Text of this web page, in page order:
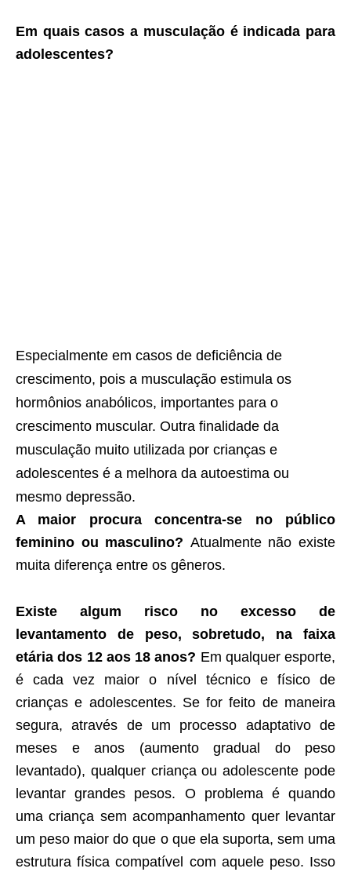
Em quais casos a musculação é indicada para
adolescentes?
Especialmente em casos de deficiência de
crescimento, pois a musculação estimula os
hormônios anabólicos, importantes para o
crescimento muscular. Outra finalidade da
musculação muito utilizada por crianças e
adolescentes é a melhora da autoestima ou
mesmo depressão.
A maior procura concentra-se no público
feminino ou masculino? Atualmente não existe
muita diferença entre os gêneros.
Existe algum risco no excesso de
levantamento de peso, sobretudo, na faixa
etária dos 12 aos 18 anos? Em qualquer esporte,
é cada vez maior o nível técnico e físico de
crianças e adolescentes. Se for feito de maneira
segura, através de um processo adaptativo de
meses e anos (aumento gradual do peso
levantado), qualquer criança ou adolescente pode
levantar grandes pesos. O problema é quando
uma criança sem acompanhamento quer levantar
um peso maior do que o que ela suporta, sem uma
estrutura física compatível com aquele peso. Isso